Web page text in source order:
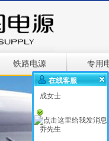
铁路电源 专用
在线客服
成女士
乔先生